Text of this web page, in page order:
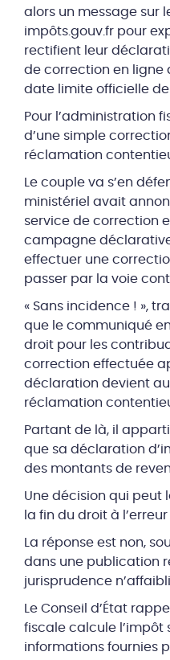
alors un message sur
impôts.gouv.fr pour
rectifient leur
de correction en ligne
date limite officielle
Pour l’administration
d’une simple
réclamation
Le couple va s’en
ministériel avait
service de correction
campagne
effectuer une
passer par la voie
« Sans incidence ! »,
que le communiqué
droit pour les
correction effectuée
déclaration devient
réclamation
Partant de là, il
que sa déclaration
des montants de
Une décision qui peut
la fin du droit à
La réponse est non,
dans une publication
jurisprudence
Le Conseil d’État
fiscale calcule l’impôt
informations fournies